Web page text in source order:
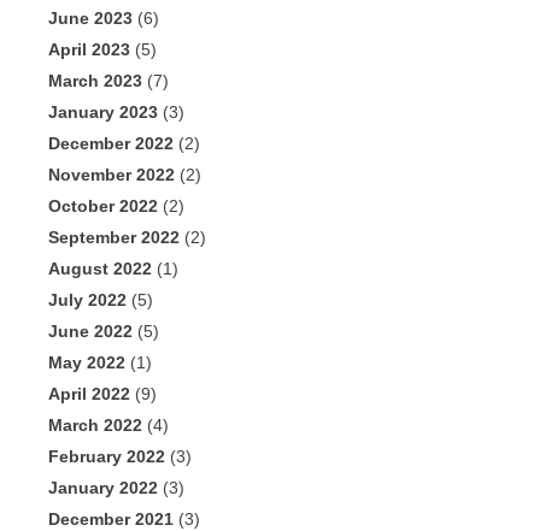
June 2023 (6)
April 2023 (5)
March 2023 (7)
January 2023 (3)
December 2022 (2)
November 2022 (2)
October 2022 (2)
September 2022 (2)
August 2022 (1)
July 2022 (5)
June 2022 (5)
May 2022 (1)
April 2022 (9)
March 2022 (4)
February 2022 (3)
January 2022 (3)
December 2021 (3)